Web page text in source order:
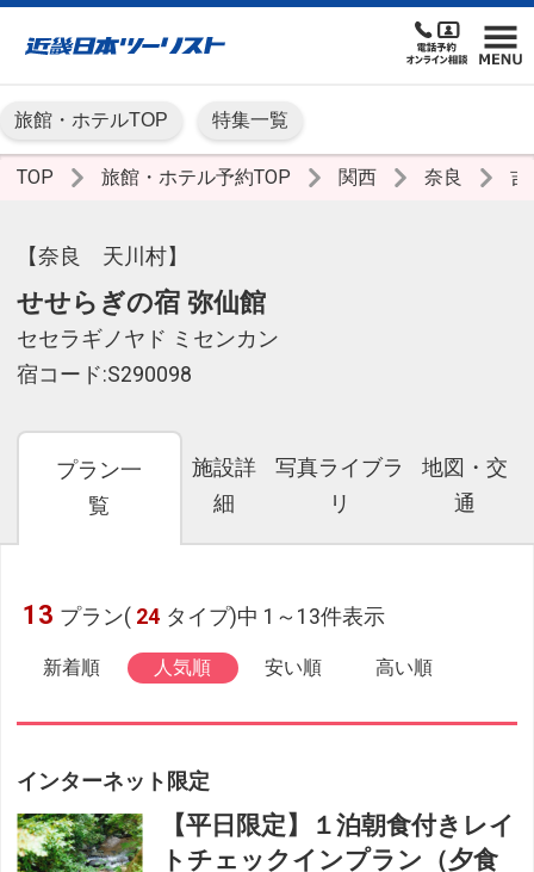
旅館・ホテルTOP 特集一覧
TOP 旅館・ホテル予約TOP 関西 奈良
【奈良 天川村】
せせらぎの宿 弥仙館
セセラギノヤド ミセンカン
宿コード:S290098
プラン一
覧
施設詳
細
写真ライブラ
リ
地図・交
通
13 プラン( 24 タイプ)中 1～13件表示
新着順 人気順 安い順 高い順
インターネット限定
【平日限定】１泊朝食付きレイ
トチェックインプラン（夕食